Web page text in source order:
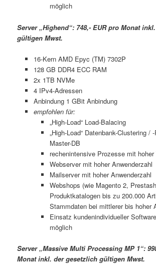
möglich
Server „Highend“: 748,- EUR pro Monat
gültigen Mwst.
16-Kern AMD Epyc (TM) 7302P
128 GB DDR4 ECC RAM
2x 1TB NVMe
4 IPv4-Adressen
Anbindung 1 GBit Anbindung
empfohlen für:
„High-Load“ Load-Balacing
„High-Load“ Datenbank-Clustering /
Master-DB
rechenintensive Prozesse mit hoher
Webserver mit hoher Anwenderzahl
Mailserver mit hoher Anwenderzahl
Webshops (wie Magento 2,
Produktkatalogen bis zu 200.000
Stammdaten bei mittlerer bis hoher
Einsatz kundenindividueller
möglich
Server „Massive Multi Processing MP 1“:
Monat inkl. der gesetzlich gültigen Mwst.